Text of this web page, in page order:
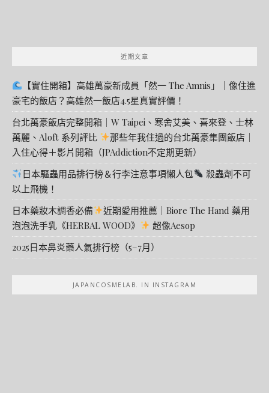
近期文章
【實住開箱】高雄萬豪新成員「然一 The Amnis」｜像住進
豪宅的飯店？高雄然一飯店4.5星真實評價！
台北萬豪飯店完整開箱｜W Taipei、寒舍艾美、喜來登、士林
萬麗、Aloft 系列評比
那些年我住過的台北萬豪集團飯店｜
入住心得＋影片開箱（JPAddiction不定期更新）
日本驅蟲用品排行榜＆行李注意事項懶人包
殺蟲劑不可
以上飛機！
日本藥妝木調香必備
近期愛用推薦｜Biore The Hand 藥用
泡泡洗手乳《HERBAL WOOD》
超像Aesop
2025日本鼻炎藥人氣排行榜（5–7月）
JAPANCOSMELAB. IN INSTAGRAM